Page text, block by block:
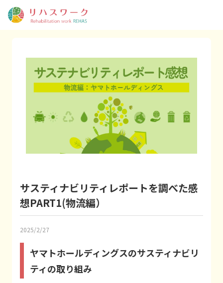
サスティナビリティレポートを調べた感
想PART1(物流編）
2025/2/27
ヤマトホールディングスのサスティナビリ
ティの取り組み